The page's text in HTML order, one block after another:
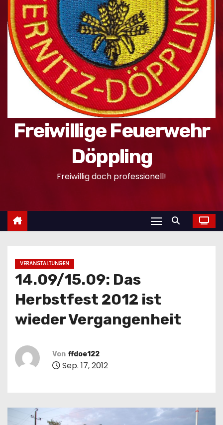
Freiwillige Feuerwehr
Döppling
Freiwillig doch professionell!
VERANSTALTUNGEN
14.09/15.09: Das
Herbstfest 2012 ist
wieder Vergangenheit
Von ffdoe122
Sep. 17, 2012